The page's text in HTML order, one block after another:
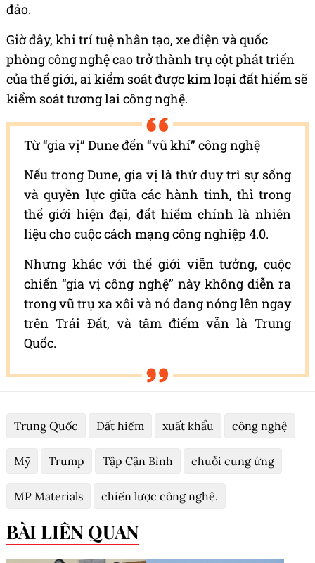
đảo.
Giờ đây, khi trí tuệ nhân tạo, xe điện và quốc
phòng công nghệ cao trở thành trụ cột phát triển
của thế giới, ai kiểm soát được kim loại đất hiếm sẽ
kiểm soát tương lai công nghệ.
Từ “gia vị” Dune đến “vũ khí” công nghệ
Nếu trong Dune, gia vị là thứ duy trì sự sống
và quyền lực giữa các hành tinh, thì trong
thế giới hiện đại, đất hiếm chính là nhiên
liệu cho cuộc cách mạng công nghiệp 4.0.
Nhưng khác với thế giới viễn tưởng, cuộc
chiến “gia vị công nghệ” này không diễn ra
trong vũ trụ xa xôi và nó đang nóng lên ngay
trên Trái Đất, và tâm điểm vẫn là Trung
Quốc.
Trung Quốc Đất hiếm xuất khẩu công nghệ
Mỹ Trump Tập Cận Bình chuỗi cung ứng
MP Materials chiến lược công nghệ.
BÀI LIÊN QUAN